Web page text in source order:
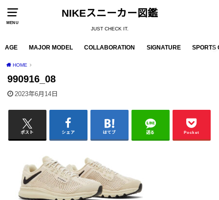
MENU
NIKEスニーカー図鑑
JUST CHECK IT.
AGE MAJOR MODEL COLLABORATION SIGNATURE SPORTS
HOME
990916_08
2023年6月14日
ポスト シェア はてブ 送る Pocket